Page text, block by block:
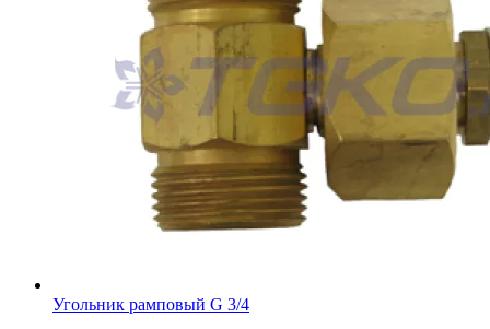
Угольник рамповый G 3/4